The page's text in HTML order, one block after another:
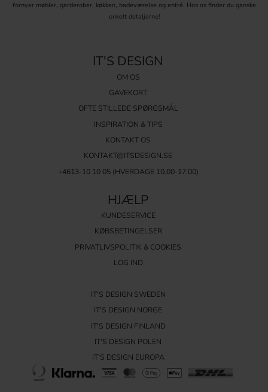
fornyer møbler, garderober, køkken, badeværelse og entré. Hos os finder du ganske
enkelt detaljerne!
IT'S DESIGN
OM OS
GAVEKORT
OFTE STILLEDE SPØRGSMÅL
INSPIRATION & TIPS
KONTAKT OS
KONTAKT@ITSDESIGN.SE
+4613-10 10 05 (HVERDAGE 10.00-17.00)
HJÆLP
KUNDESERVICE
KØBSBETINGELSER
PRIVATLIVSPOLITIK & COOKIES
LOG IND
IT'S DESIGN SWEDEN
IT'S DESIGN NORGE
IT'S DESIGN FINLAND
IT'S DESIGN POLEN
IT'S DESIGN EUROPA